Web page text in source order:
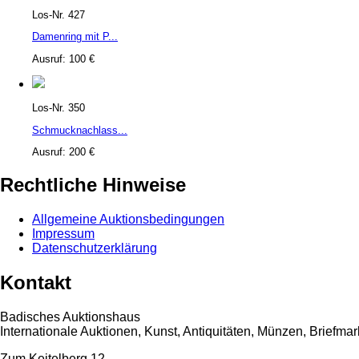
Los-Nr. 427
Damenring mit P...
Ausruf: 100 €
Los-Nr. 350
Schmucknachlass...
Ausruf: 200 €
Rechtliche Hinweise
Allgemeine Auktionsbedingungen
Impressum
Datenschutzerklärung
Kontakt
Badisches Auktionshaus
Internationale Auktionen, Kunst, Antiquitäten, Münzen,